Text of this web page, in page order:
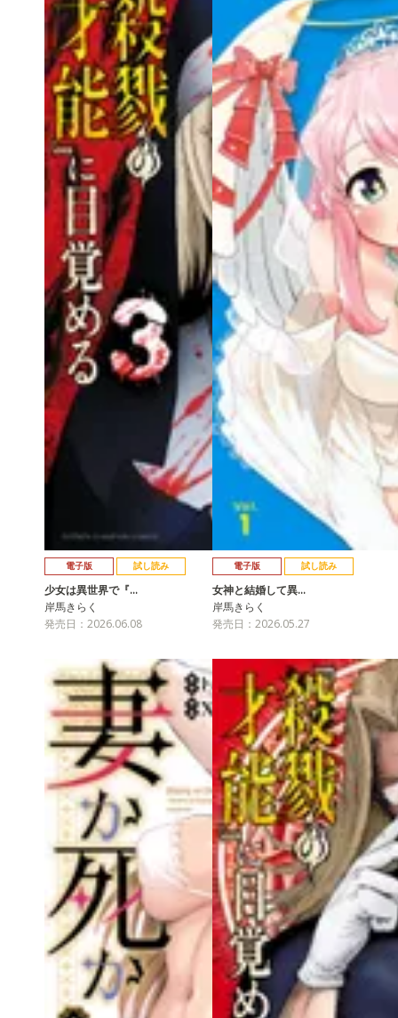
電子版 試し読み
少女は異世界で『…
岸馬きらく
発売日：2026.06.08
電子版 試し読み
女神と結婚して異…
岸馬きらく
発売日：2026.05.27